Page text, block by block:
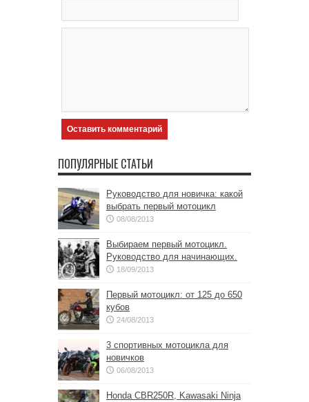
ПОПУЛЯРНЫЕ СТАТЬИ
Руководство для новичка: какой
выбрать первый мотоцикл
08/08/2013
Выбираем первый мотоцикл.
Руководство для начинающих.
18/09/2013
Первый мотоцикл: от 125 до 650
кубов
24/08/2013
3 спортивных мотоцикла для
новичков
06/08/2013
Honda CBR250R, Kawasaki Ninja